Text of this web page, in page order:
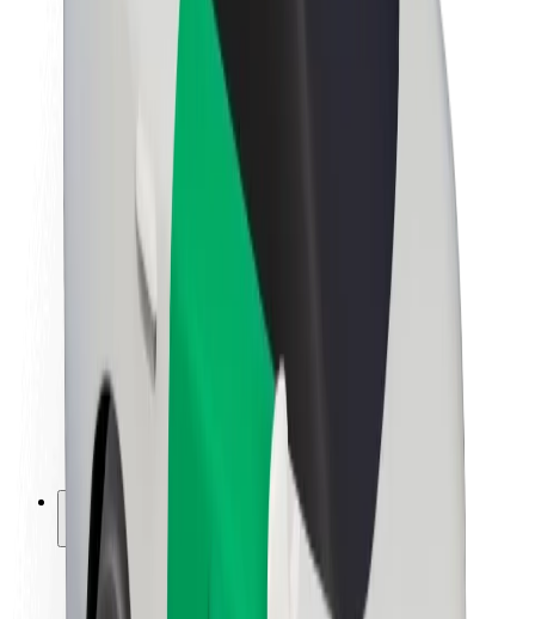
Fenntarthatóság a Boltnál
Project Zero
Sajtószoba
Brand
Küldetés
Befektetői kapcsolatok
Vezetőség
Márka
Média
Urban Fund
Biztonság
Utasbiztonság
Sofőr biztonság